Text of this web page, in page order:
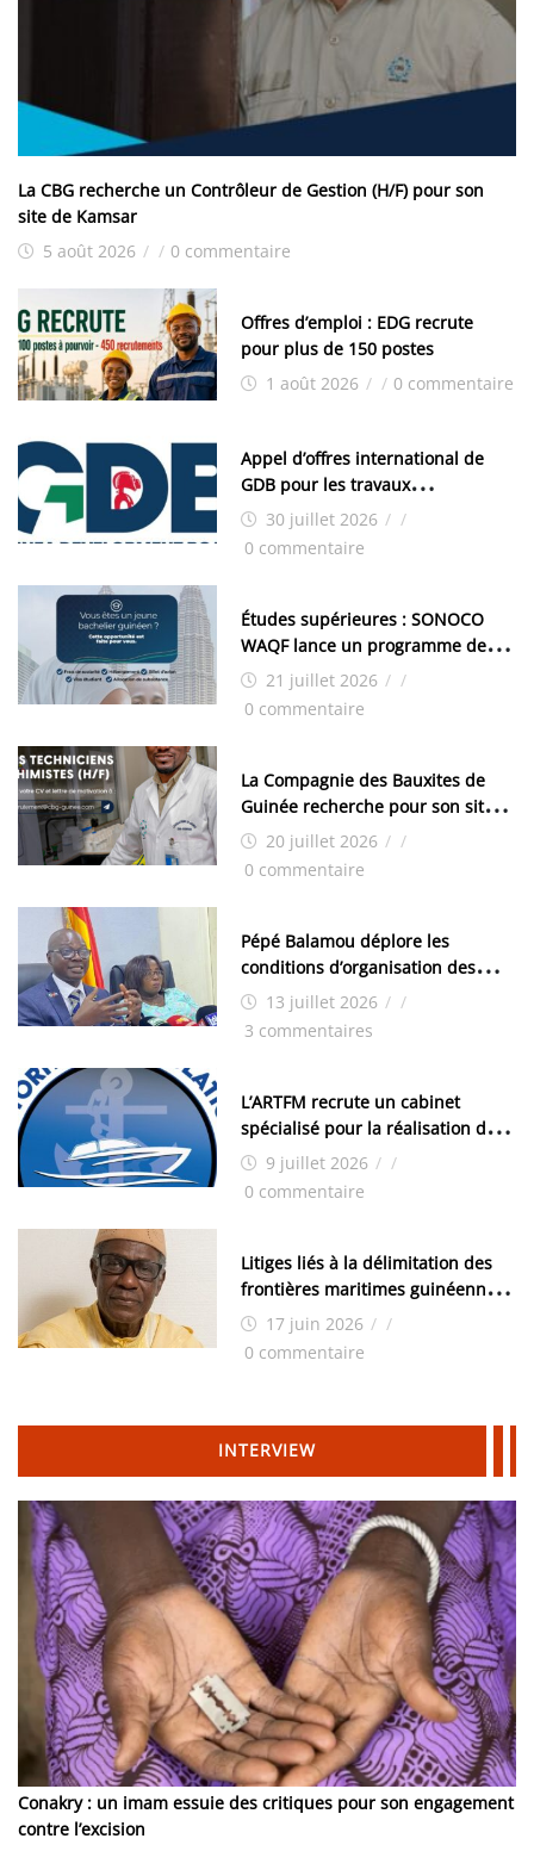
La CBG recherche un Contrôleur de Gestion (H/F) pour son
site de Kamsar
5 août 2026 / / 0 commentaire
Offres d’emploi : EDG recrute
pour plus de 150 postes
1 août 2026 / / 0 commentaire
Appel d’offres international de
GDB pour les travaux
d’aménagement de la zone
industrielle de FANDJE (PAZIF)
30 juillet 2026 / /
0 commentaire
Études supérieures : SONOCO
WAQF lance un programme de
bourses pour la Malaisie
21 juillet 2026 / /
0 commentaire
La Compagnie des Bauxites de
Guinée recherche pour son site
de Kamsar des techniciens
chimistes (H/F)
20 juillet 2026 / /
0 commentaire
Pépé Balamou déplore les
conditions d’organisation des
examens nationaux : « Si ce sont
les élections, on trouve tous les
13 juillet 2026 / /
3 commentaires
L’ARTFM recrute un cabinet
spécialisé pour la réalisation des
études techniques
9 juillet 2026 / /
0 commentaire
Litiges liés à la délimitation des
frontières maritimes guinéennes:
Idrissa Chérif écrit au ministre
des Hydrocarbures
17 juin 2026 / /
0 commentaire
INTERVIEW
Conakry : un imam essuie des critiques pour son engagement
contre l’excision